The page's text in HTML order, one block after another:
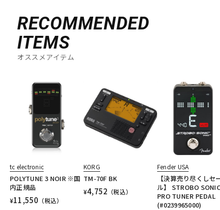
RECOMMENDED
ITEMS
オススメアイテム
tc electronic
POLYTUNE 3 NOIR ※国
内正規品
¥11,550 （税込）
KORG
TM-70F BK
¥4,752 （税込）
Fender USA
【決算売り尽くしセ
ル】 STROBO
PRO TUNER PEDAL
(#0239965000)